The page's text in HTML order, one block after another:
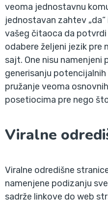
veoma jednostavnu
jednostavan zahtev „da“
vašeg čitaoca da potvrdi
odabere željeni jezik pre
sajt. One nisu namenjeni
generisanju
pružanje veoma
posetiocima pre nego
Viralne
Viralne odredišne
namenjene podizanju
sadrže linkove do web